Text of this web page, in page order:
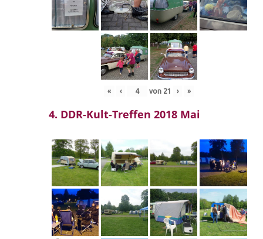
« ‹ von 21 › »
4. DDR-Kult-Treffen 2018 Mai